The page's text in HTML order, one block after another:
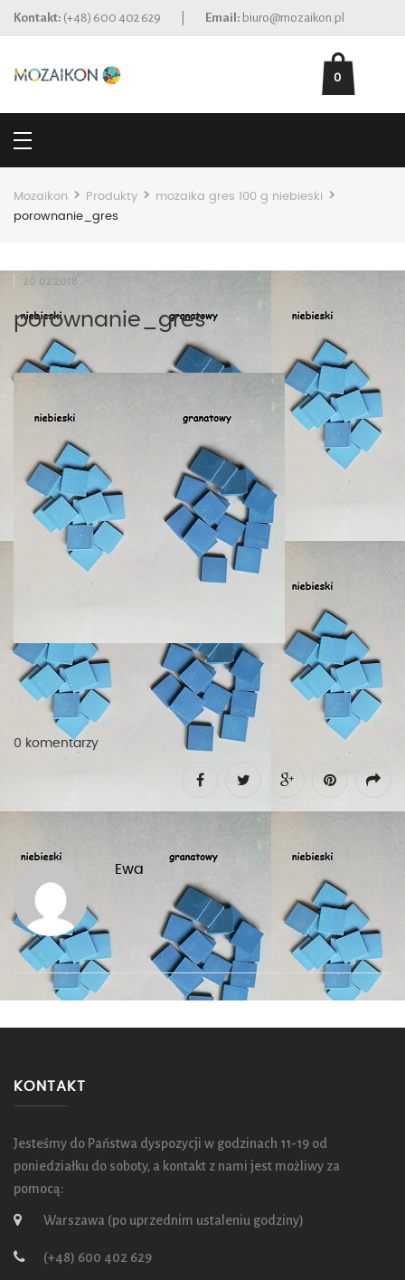
Kontakt: (+48) 600 402 629 Email: biuro@mozaikon.pl
0
Mozaikon > Produkty > mozaika gres 100 g niebieski >
porownanie_gres
20.02.2018
porownanie_gres
0 komentarzy
Ewa
KONTAKT
Jesteśmy do Państwa dyspozycji w godzinach 11-19 od
poniedziałku do soboty, a kontakt z nami jest możliwy za
pomocą:
Warszawa (po uprzednim ustaleniu godziny)
(+48) 600 402 629